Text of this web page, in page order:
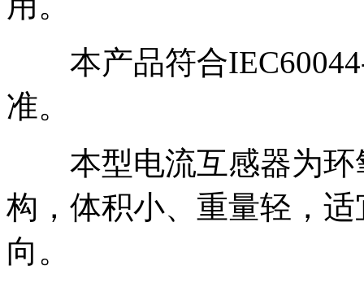
本产品符合IEC60044-
准。
本型电流互感器为环
构，体积小、重量轻，
向。